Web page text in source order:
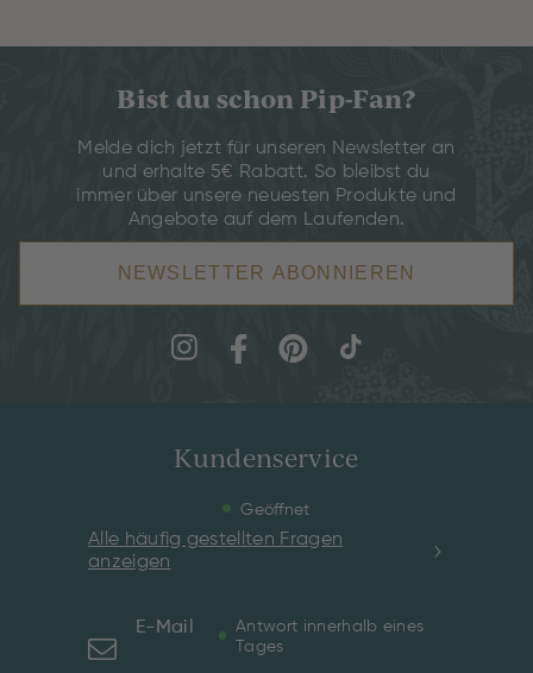
Bist du schon Pip-Fan?
Melde dich jetzt für unseren Newsletter an
und erhalte 5€ Rabatt. So bleibst du
immer über unsere neuesten Produkte und
Angebote auf dem Laufenden.
NEWSLETTER ABONNIEREN
Kundenservice
Geöffnet
Alle häufig gestellten Fragen
anzeigen
E-Mail
Antwort innerhalb eines
Tages